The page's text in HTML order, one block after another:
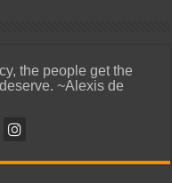
the people get the
~Alexis de